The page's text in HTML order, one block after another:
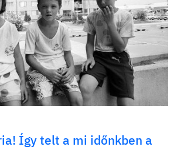
Így telt a mi időnkben a